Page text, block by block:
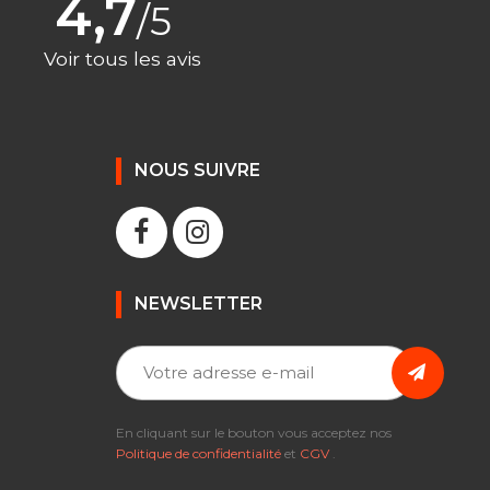
4,7/5
Voir tous les avis
NOUS SUIVRE
NEWSLETTER
En cliquant sur le bouton vous acceptez nos
Politique de confidentialité et CGV